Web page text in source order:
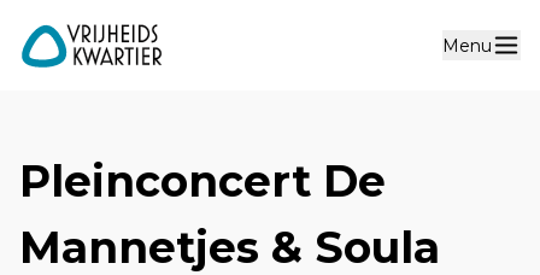
Menu
Pleinconcert De
Mannetjes & Soula